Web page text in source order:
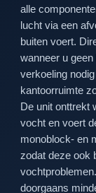
alle
lucht via een
buiten voert.
wanneer u
verkoeling
kantoorruimte
De unit onttrekt
vocht en voert
monoblock- en
zodat deze ook
doorgaans